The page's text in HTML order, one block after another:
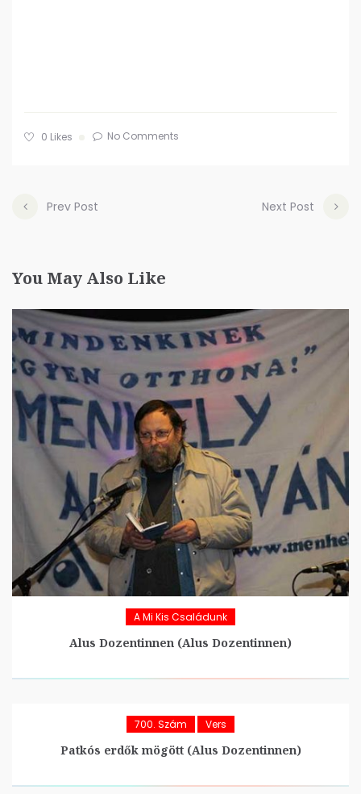
0 Likes No Comments
Prev Post Next Post
You May Also Like
A Mi Kis Családunk
Alus Dozentinnen (Alus Dozentinnen)
700. Szám Vers
Patkós erdők mögött (Alus Dozentinnen)